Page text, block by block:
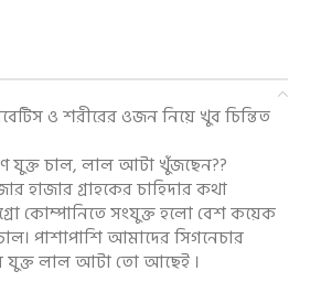
ও শরীরের ওজন নিয়ে খুব চিন্তিত
যুক্ত চাল, লাল আটা খুঁজছেন??
হাজার গ্রাহকের চাহিদার কথা
কোম্পানিতে সংযুক্ত হলো বেশ কয়েক
পাশাপাশি আমাদের সিগনেচার
যুক্ত লাল আটা তো আছেই ।